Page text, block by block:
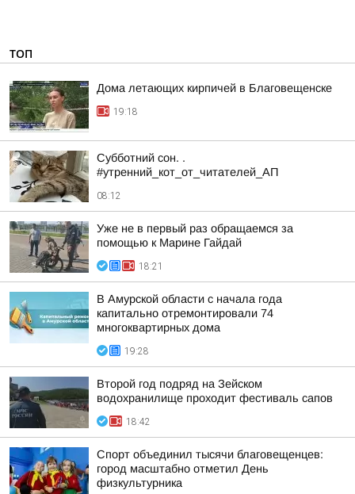
ТОП
Дома летающих кирпичей в Благовещенске
19:18
Субботний сон. .
#утренний_кот_от_читателей_АП
08:12
Уже не в первый раз обращаемся за
помощью к Марине Гайдай
18:21
В Амурской области с начала года
капитально отремонтировали 74
многоквартирных дома
19:28
Второй год подряд на Зейском
водохранилище проходит фестиваль сапов
18:42
Спорт объединил тысячи благовещенцев:
город масштабно отметил День
физкультурника